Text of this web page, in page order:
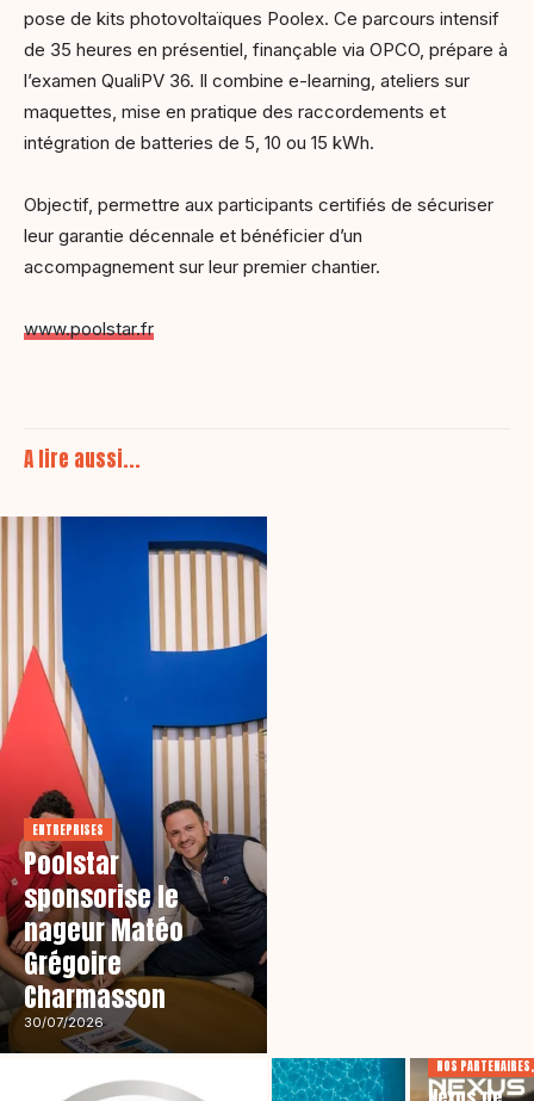
pose de kits photovoltaïques Poolex. Ce parcours intensif
de 35 heures en présentiel, finançable via OPCO, prépare à
l’examen QualiPV 36. Il combine e-learning, ateliers sur
maquettes, mise en pratique des raccordements et
intégration de batteries de 5, 10 ou 15 kWh.
Objectif, permettre aux participants certifiés de sécuriser
leur garantie décennale et bénéficier d’un
accompagnement sur leur premier chantier.
www.poolstar.fr
A lire aussi...
ENTREPRISES
Poolstar
sponsorise le
nageur Matéo
Grégoire
Charmasson
30/07/2026
NOS